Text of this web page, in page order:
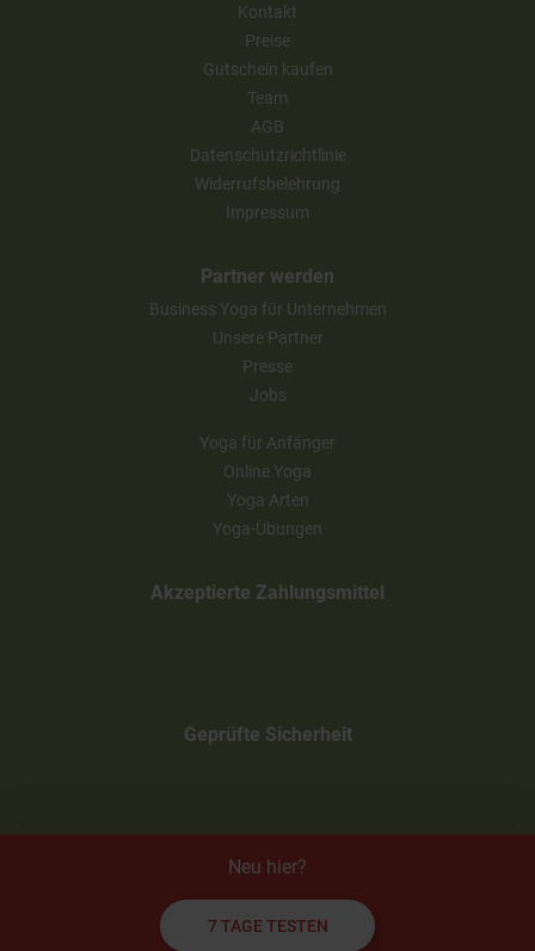
Kontakt
Preise
Gutschein kaufen
Team
AGB
Datenschutzrichtlinie
Widerrufsbelehrung
Impressum
Partner werden
Business Yoga für Unternehmen
Unsere Partner
Presse
Jobs
Yoga für Anfänger
Online Yoga
Yoga Arten
Yoga-Übungen
Akzeptierte Zahlungsmittel
Geprüfte Sicherheit
Neu hier?
7 TAGE TESTEN